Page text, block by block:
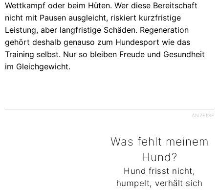
Wettkampf oder beim Hüten. Wer diese Bereitschaft
nicht mit Pausen ausgleicht, riskiert kurzfristige
Leistung, aber langfristige Schäden. Regeneration
gehört deshalb genauso zum Hundesport wie das
Training selbst. Nur so bleiben Freude und Gesundheit
im Gleichgewicht.
ANZEIGE
Was fehlt meinem
Hund?
Hund frisst nicht,
humpelt, verhält sich